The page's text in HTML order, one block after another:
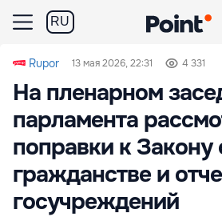
RU
Rupor 13 мая 2026, 22:31 4 331
На пленарном
парламента
поправки к Закону
гражданстве и
госучреждений